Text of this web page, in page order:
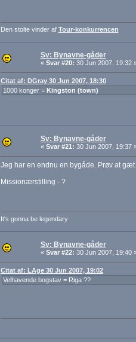
Den stolte vinder af Tour-konkurrencen
Sv: Bynavne-gåder
« Svar #20: 30 Jun 2007, 19:32
Citat af: DGray 30 Jun 2007, 18:30
1000 konger =Kingston (town)
Sv: Bynavne-gåder
« Svar #21: 30 Jun 2007, 19:37
Jeg har en endnu en bygåde. Prøv at gæt
Missionærstilling - ?
It's gonna be legendary
Sv: Bynavne-gåder
« Svar #22: 30 Jun 2007, 19:40
Citat af: LAge 30 Jun 2007, 19:02
Velhavende bogstav = Riga ??